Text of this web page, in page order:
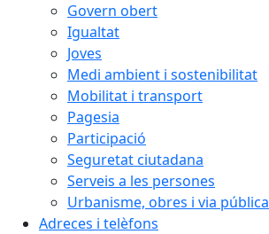
Govern obert
Igualtat
Joves
Medi ambient i sostenibilitat
Mobilitat i transport
Pagesia
Participació
Seguretat ciutadana
Serveis a les persones
Urbanisme, obres i via pública
Adreces i telèfons